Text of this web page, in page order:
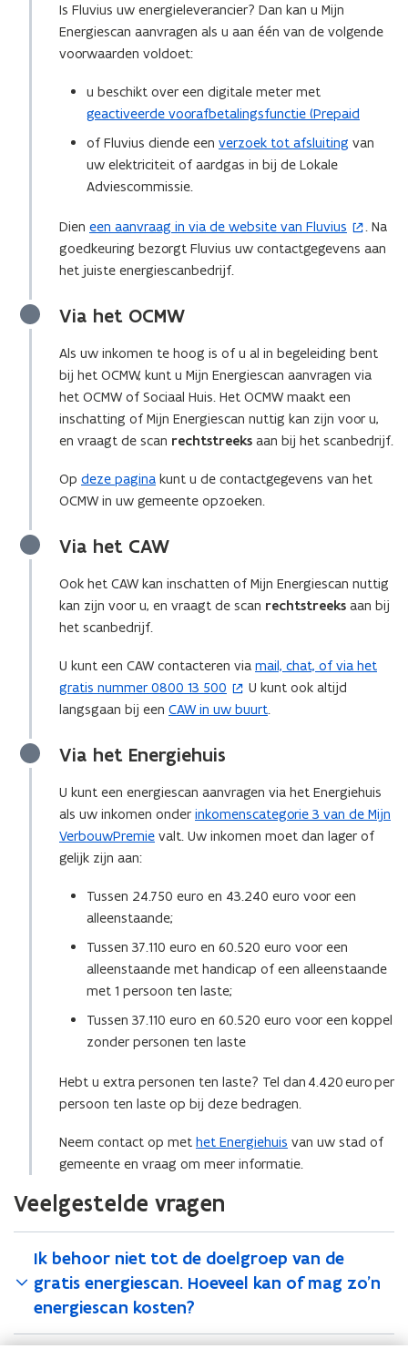
n
w
v
e
n
e
r
)
Is Fluvius uw energieleverancier? Dan kan u Mijn
Energiescan aanvragen als u aan één van de volgende
voorwaarden voldoet:
u beschikt over een digitale meter met
geactiveerde voorafbetalingsfunctie (Prepaid
of Fluvius diende een verzoek tot afsluiting van
uw elektriciteit of aardgas in bij de Lokale
Adviescommissie.
Dien een aanvraag in via de website van Fluvius
(
o
p
n
i
n
n
i
e
w
v
n
s
t
e
)
. Na
goedkeuring bezorgt Fluvius uw contactgegevens aan
het juiste energiescanbedrijf.
Via het OCMW
Als uw inkomen te hoog is of u al in begeleiding bent
bij het OCMW, kunt u Mijn Energiescan aanvragen via
het OCMW of Sociaal Huis. Het OCMW maakt een
inschatting of Mijn Energiescan nuttig kan zijn voor u,
en vraagt de scan rechtstreeks aan bij het scanbedrijf.
Op deze pagina kunt u de contactgegevens van het
OCMW in uw gemeente opzoeken.
Via het CAW
Ook het CAW kan inschatten of Mijn Energiescan nuttig
kan zijn voor u, en vraagt de scan rechtstreeks aan bij
het scanbedrijf.
U kunt een CAW contacteren via mail, chat, of via het
gratis nummer 0800 13 500
(
o
p
i
n
n
u
v
e
s
r
)
U kunt ook altijd
langsgaan bij een CAW in uw buurt.
Via het Energiehuis
U kunt een energiescan aanvragen via het Energiehuis
als uw inkomen onder inkomenscategorie 3 van de Mijn
VerbouwPremie valt. Uw inkomen moet dan lager of
gelijk zijn aan:
Tussen 24.750 euro en 43.240 euro voor een
alleenstaande;
Tussen 37.110 euro en 60.520 euro voor een
alleenstaande met handicap of een alleenstaande
met 1 persoon ten laste;
Tussen 37.110 euro en 60.520 euro voor een koppel
zonder personen ten laste
Hebt u extra personen ten laste? Tel dan 4.420 euro per
persoon ten laste op bij deze bedragen.
Neem contact op met het Energiehuis van uw stad of
gemeente en vraag om meer informatie.
Veelgestelde vragen
Ik behoor niet tot de doelgroep van de
gratis energiescan. Hoeveel kan of mag zo'n
energiescan kosten?